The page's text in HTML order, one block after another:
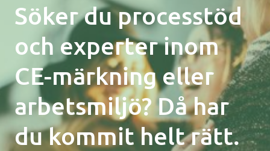
Söker du processtöd
och experter inom
CE-märkning eller
arbetsmiljö? Då har
du kommit helt rätt.